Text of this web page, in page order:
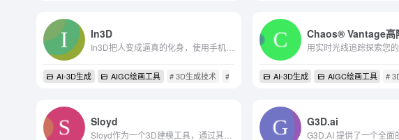
In3D
AI-3D生成 AIGC绘画工具 # 3D生成技术 # AI-3D生成 # AI头像/艺术照
Chaos® Vantage高
AI-3D生成 AIGC绘画工具 #
Sloyd G3D.ai